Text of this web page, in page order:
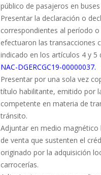
público de pasajeros en
Presentar la declaración o
correspondientes al período
efectuaron las transacciones
indicado en los artículos 4 y 5
NAC-DGERCGC19-00000037.
Presentar por una sola vez
título habilitante, emitido por
competente en materia de
tránsito.
Adjuntar en medio
de venta que sustenten el
originado por la adquisición
carrocerías.